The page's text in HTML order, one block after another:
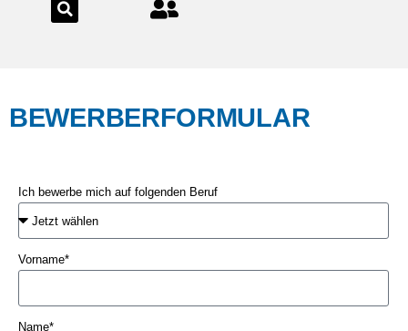
BEWERBERFORMULAR
Ich bewerbe mich auf folgenden Beruf
Vorname*
Name*